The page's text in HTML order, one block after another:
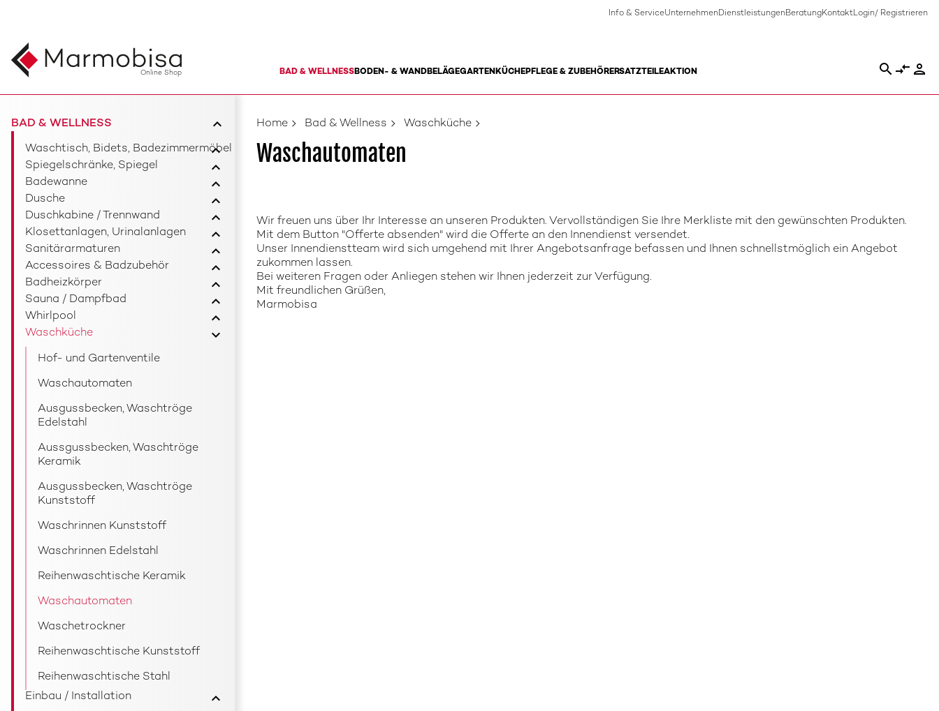
Online Shop BAD & WELLNESSBODEN- & WANDBELÄGEGARTENKÜCHEPFLEGE & ZUBEHÖRERSATZTEILEAKTION
Info & ServiceUnternehmenDienstleistungenBeratungKontaktLogin/ Registrieren
search compare_arrows person
BAD & WELLNESS
Waschtisch, Bidets, Badezimmermöbel
Spiegelschränke, Spiegel
Badewanne
Dusche
Duschkabine / Trennwand
Klosettanlagen, Urinalanlagen
Sanitärarmaturen
Accessoires & Badzubehör
Badheizkörper
Sauna / Dampfbad
Whirlpool
Waschküche
Hof- und Gartenventile
Waschautomaten
Ausgussbecken, Waschtröge
Edelstahl
Aussgussbecken, Waschtröge
Keramik
Ausgussbecken, Waschtröge
Kunststoff
Waschrinnen Kunststoff
Waschrinnen Edelstahl
Reihenwaschtische Keramik
Waschautomaten
Waschetrockner
Reihenwaschtische Kunststoff
Reihenwaschtische Stahl
Einbau / Installation
Home Bad & Wellness Waschküche
Waschautomaten
Wir freuen uns über Ihr Interesse an unseren Produkten. Vervollständigen Sie Ihre Merkliste mit den gewünschten Produkten.
Mit dem Button "Offerte absenden" wird die Offerte an den Innendienst versendet.
Unser Innendienstteam wird sich umgehend mit Ihrer Angebotsanfrage befassen und Ihnen schnellstmöglich ein Angebot
zukommen lassen.
Bei weiteren Fragen oder Anliegen stehen wir Ihnen jederzeit zur Verfügung.
Mit freundlichen Grüßen,
Marmobisa